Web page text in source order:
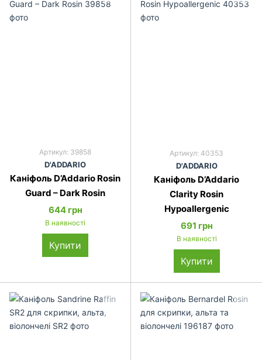
Артикул: 39858
D'ADDARIO
Каніфоль D’Addario Rosin
Guard – Dark Rosin
644 грн
В наявності
Купити
Артикул: 40353
D'ADDARIO
Каніфоль D’Addario
Clarity Rosin
Hypoallergenic
691 грн
В наявності
Купити